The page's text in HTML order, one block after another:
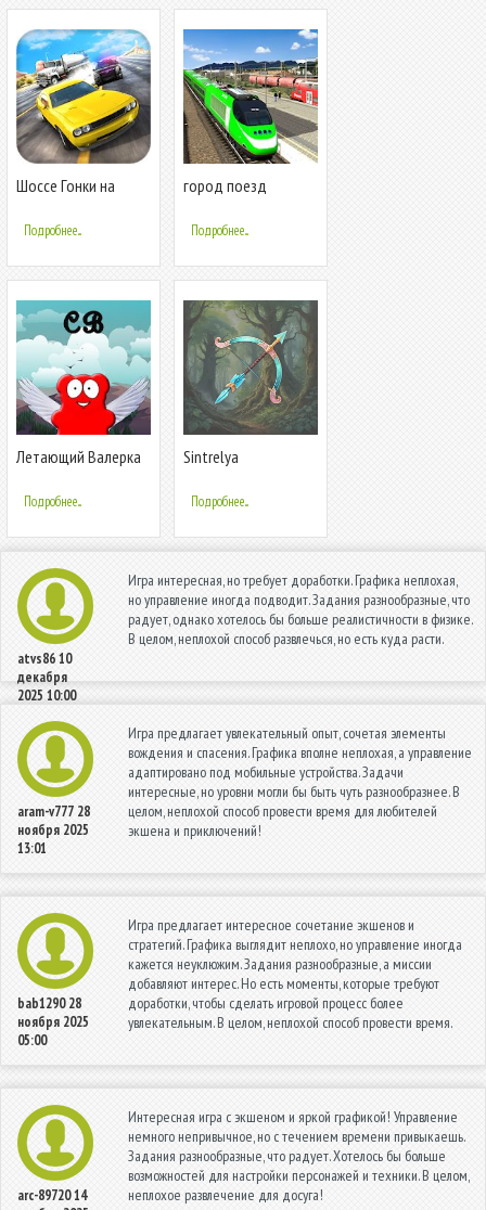
Шоссе Гонки на
машине Скорая
помощь
Подробнее...
город поезд
2019 поезд игры
Подробнее...
Летающий Валерка
Подробнее...
Sintrelya
Подробнее...
atvs8610
декабря
2025 10:00
Игра интересная, но требует доработки. Графика неплохая,
но управление иногда подводит. Задания разнообразные, что
радует, однако хотелось бы больше реалистичности в физике.
В целом, неплохой способ развлечься, но есть куда расти.
aram-v777 28
ноября 2025
13:01
Игра предлагает увлекательный опыт, сочетая элементы
вождения и спасения. Графика вполне неплохая, а управление
адаптировано под мобильные устройства. Задачи
интересные, но уровни могли бы быть чуть разнообразнее. В
целом, неплохой способ провести время для любителей
экшена и приключений!
bab1290 28
ноября 2025
05:00
Игра предлагает интересное сочетание экшенов и
стратегий. Графика выглядит неплохо, но управление иногда
кажется неуклюжим. Задания разнообразные, а миссии
добавляют интерес. Но есть моменты, которые требуют
доработки, чтобы сделать игровой процесс более
увлекательным. В целом, неплохой способ провести время.
arc-8972014
Интересная игра с экшеном и яркой графикой! Управление
немного непривычное, но с течением времени привыкаешь.
Задания разнообразные, что радует. Хотелось бы больше
возможностей для настройки персонажей и техники. В целом,
неплохое развлечение для досуга!